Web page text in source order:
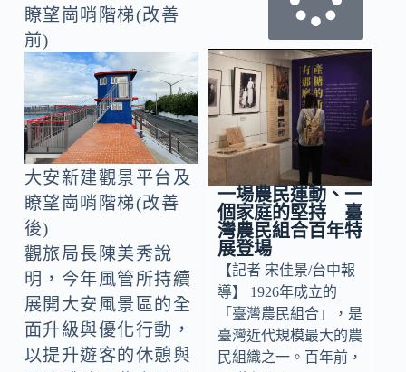
瞭望崗哨階梯(改善
前)
大安新建觀景平台及
瞭望崗哨階梯(改善
後)
觀旅局長陳美秀說
明，今年風管所持續
展開大安風景區的全
面升級與優化行動，
以提升遊客的休憩與
一場農民運動、一
個家庭的堅持 臺
灣農民組合百年特
展登場
【記者 宋佳景/台中報
導】 1926年成立的
「臺灣農民組合」，是
臺灣近代規模最大的農
民組織之一。百年前，